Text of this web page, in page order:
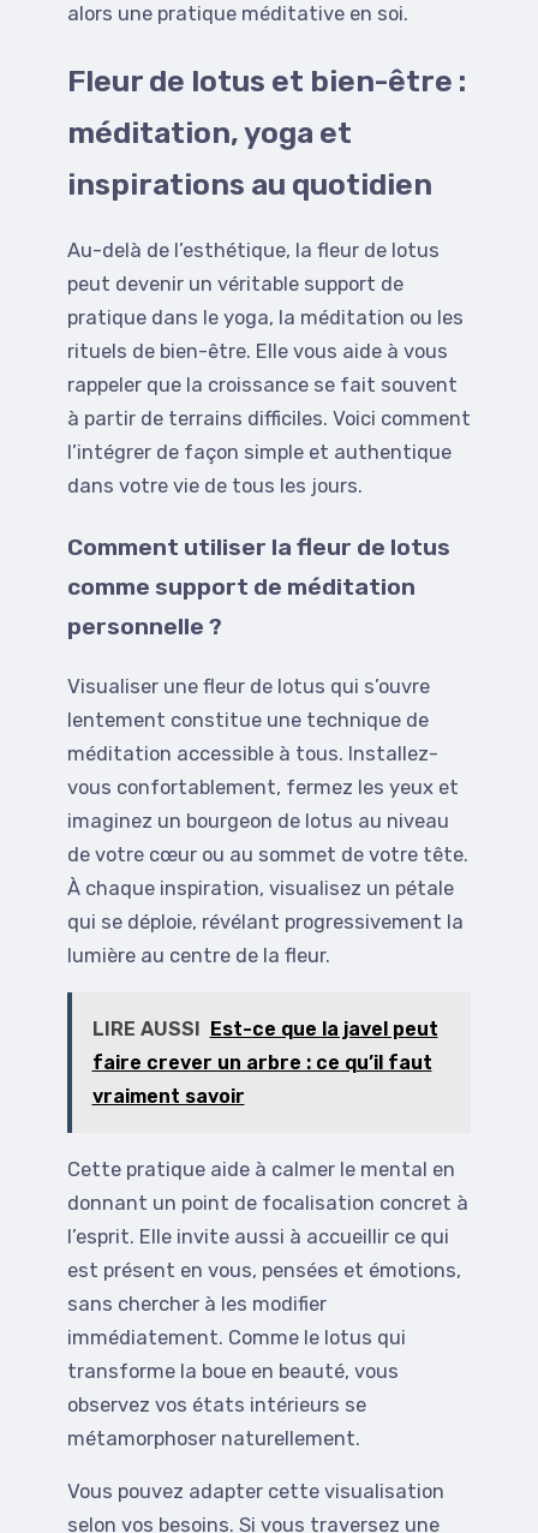
alors une pratique méditative en soi.
Fleur de lotus et bien-être :
méditation, yoga et
inspirations au quotidien
Au-delà de l’esthétique, la fleur de lotus
peut devenir un véritable support de
pratique dans le yoga, la méditation ou les
rituels de bien-être. Elle vous aide à vous
rappeler que la croissance se fait souvent
à partir de terrains difficiles. Voici comment
l’intégrer de façon simple et authentique
dans votre vie de tous les jours.
Comment utiliser la fleur de lotus
comme support de méditation
personnelle ?
Visualiser une fleur de lotus qui s’ouvre
lentement constitue une technique de
méditation accessible à tous. Installez-
vous confortablement, fermez les yeux et
imaginez un bourgeon de lotus au niveau
de votre cœur ou au sommet de votre tête.
À chaque inspiration, visualisez un pétale
qui se déploie, révélant progressivement la
lumière au centre de la fleur.
LIRE AUSSI Est-ce que la javel peut
faire crever un arbre : ce qu’il faut
vraiment savoir
Cette pratique aide à calmer le mental en
donnant un point de focalisation concret à
l’esprit. Elle invite aussi à accueillir ce qui
est présent en vous, pensées et émotions,
sans chercher à les modifier
immédiatement. Comme le lotus qui
transforme la boue en beauté, vous
observez vos états intérieurs se
métamorphoser naturellement.
Vous pouvez adapter cette visualisation
selon vos besoins. Si vous traversez une